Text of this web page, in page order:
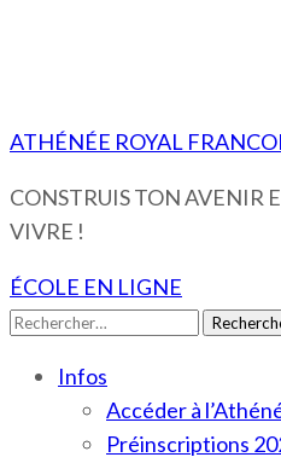
ATHÉNÉE ROYAL
CONSTRUIS TON AVENIR
VIVRE !
ÉCOLE EN LIGNE
Rechercher :
Infos
Accéder à
Préinscriptions